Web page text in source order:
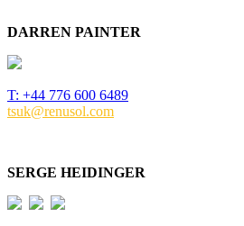
DARREN PAINTER
T: +44 776 600 6489
tsuk@renusol.com
SERGE HEIDINGER